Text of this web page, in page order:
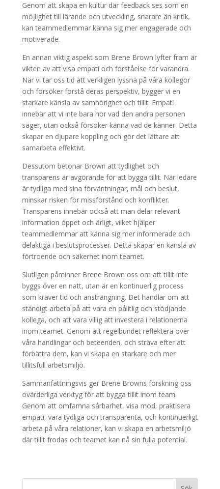
Genom att skapa en kultur där feedback ses som en
möjlighet till lärande och utveckling, snarare än kritik,
kan teammedlemmar känna sig mer engagerade och
motiverade.
En annan viktig aspekt som Brene Brown lyfter fram är
vikten av att visa empati och förståelse för varandra.
När vi tar oss tid att verkligen lyssna på våra kollegor
och försöker förstå deras perspektiv, bygger vi en
starkare känsla av samhörighet och tillit. Empati
innebär att vi inte bara hör vad den andra personen
säger, utan också försöker känna vad de känner. Detta
skapar en djupare koppling och gör det lättare att
samarbeta effektivt.
Dessutom betonar Brown att tydlighet och
transparens är avgörande för att bygga tillit. När ledare
är tydliga med sina förväntningar, mål och beslut,
minskar risken för missförstånd och konflikter.
Transparens innebär också att man delar relevant
information öppet och ärligt, vilket hjälper
teammedlemmar att känna sig mer informerade och
delaktiga i beslutsprocesser. Detta skapar en känsla av
förtroende och säkerhet inom teamet.
Slutligen påminner Brene Brown oss om att tillit inte
byggs över en natt, utan är en kontinuerlig process
som kräver tid och ansträngning. Det handlar om att
ständigt arbeta på att vara en pålitlig och stödjande
kollega, och att vara villig att investera i relationerna
inom teamet. Genom att regelbundet reflektera över
våra handlingar och beteenden, och sträva efter att
förbättra dem, kan vi skapa en starkare och mer
tillitsfull arbetsmiljö.
Sammanfattningsvis ger Brene Browns forskning oss
ovärderliga verktyg för att bygga tillit inom team.
Genom att omfamna sårbarhet, visa mod, praktisera
empati, vara tydliga och transparenta, och kontinuerligt
arbeta på våra relationer, kan vi skapa en arbetsmiljö
där tillit frodas och teamet kan nå sin fulla potential.